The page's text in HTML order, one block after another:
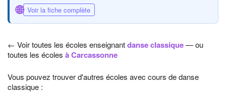
🌐 Voir la fiche complète
← Voir toutes les écoles enseignantdanse classique— ou
toutes les écoles à Carcassonne
Vous pouvez trouver d'autres écoles avec cours de danse
classique :